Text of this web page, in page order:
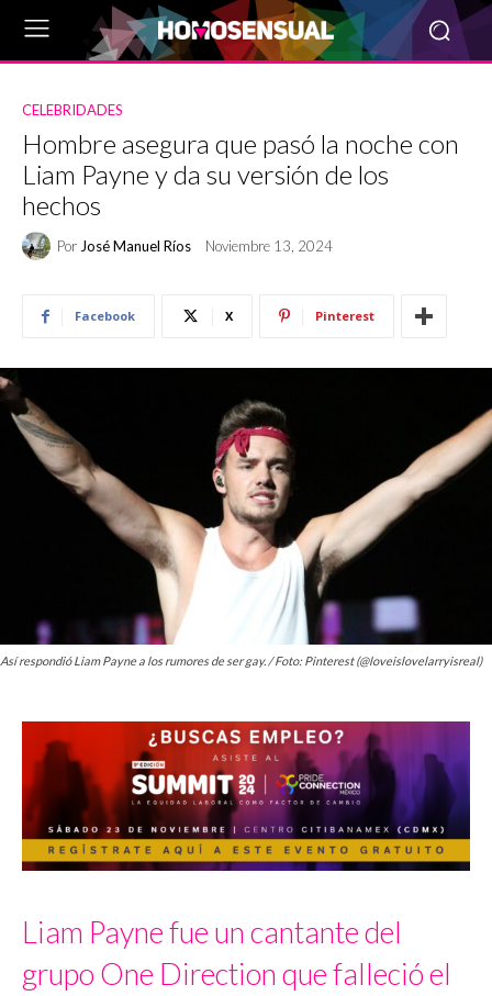
CELEBRIDADES
Hombre asegura que pasó la noche con
Liam Payne y da su versión de los
hechos
Por José Manuel Ríos Noviembre 13, 2024
Facebook X Pinterest
Así respondió Liam Payne a los rumores de ser gay. / Foto: Pinterest (@loveislovelarryisreal)
Liam Payne fue un cantante del
grupo One Direction que falleció el